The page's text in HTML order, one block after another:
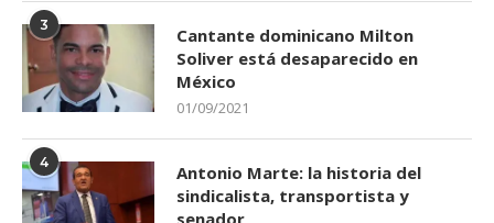
3
Cantante dominicano Milton
Soliver está desaparecido en
México
01/09/2021
4
Antonio Marte: la historia del
sindicalista, transportista y
senador